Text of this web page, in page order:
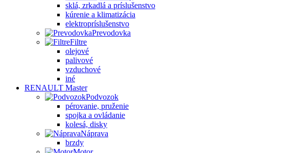
sklá, zrkadlá a príslušenstvo
kúrenie a klimatizácia
elektropríslušenstvo
Prevodovka
Filtre
olejové
palivové
vzduchové
iné
RENAULT Master
Podvozok
pérovanie, pruženie
spojka a ovládanie
kolesá, disky
Náprava
brzdy